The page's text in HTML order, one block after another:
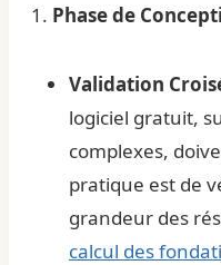
1. Phase de
Validation
logiciel gratuit,
complexes,
pratique est de
grandeur des
calcul des